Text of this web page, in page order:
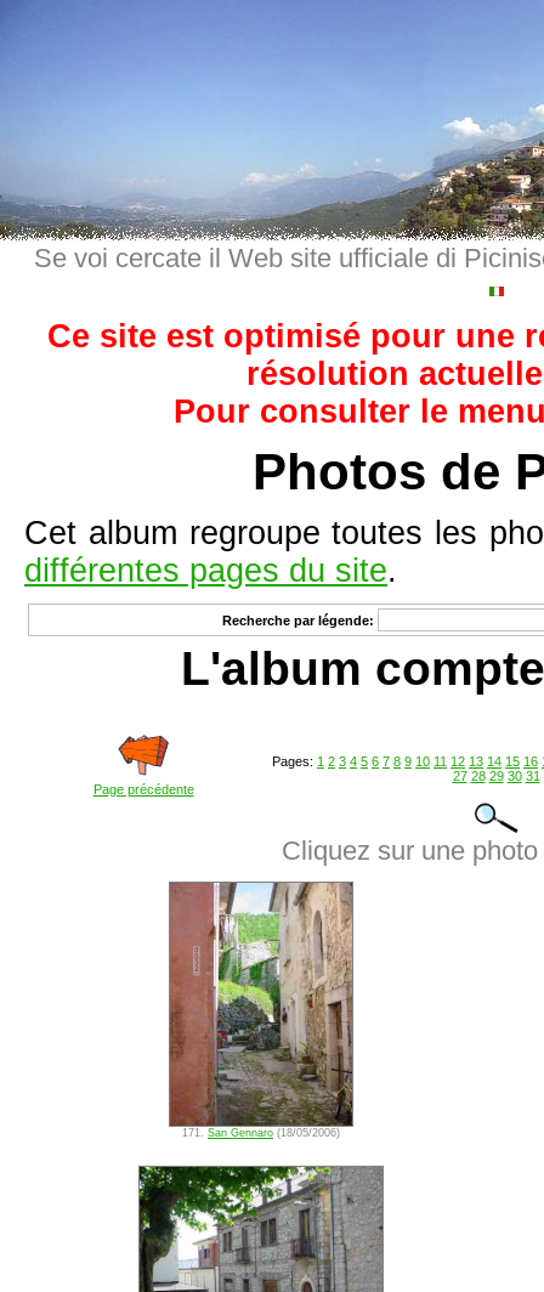
Se voi cercate il Web site ufficiale di
Ce site est optimisé pour une
résolution
Pour consulter le
Photos de
Cet album regroupe toutes les
différentes pages du site.
Recherche par légende:
L'album
Page précédente
Pages: 1 2 3 4 5 6 7 8 9 10 11 12 13 14 15 16
27 28 29 30 31
Cliquez sur une
171. San Gennaro (18/05/2006)